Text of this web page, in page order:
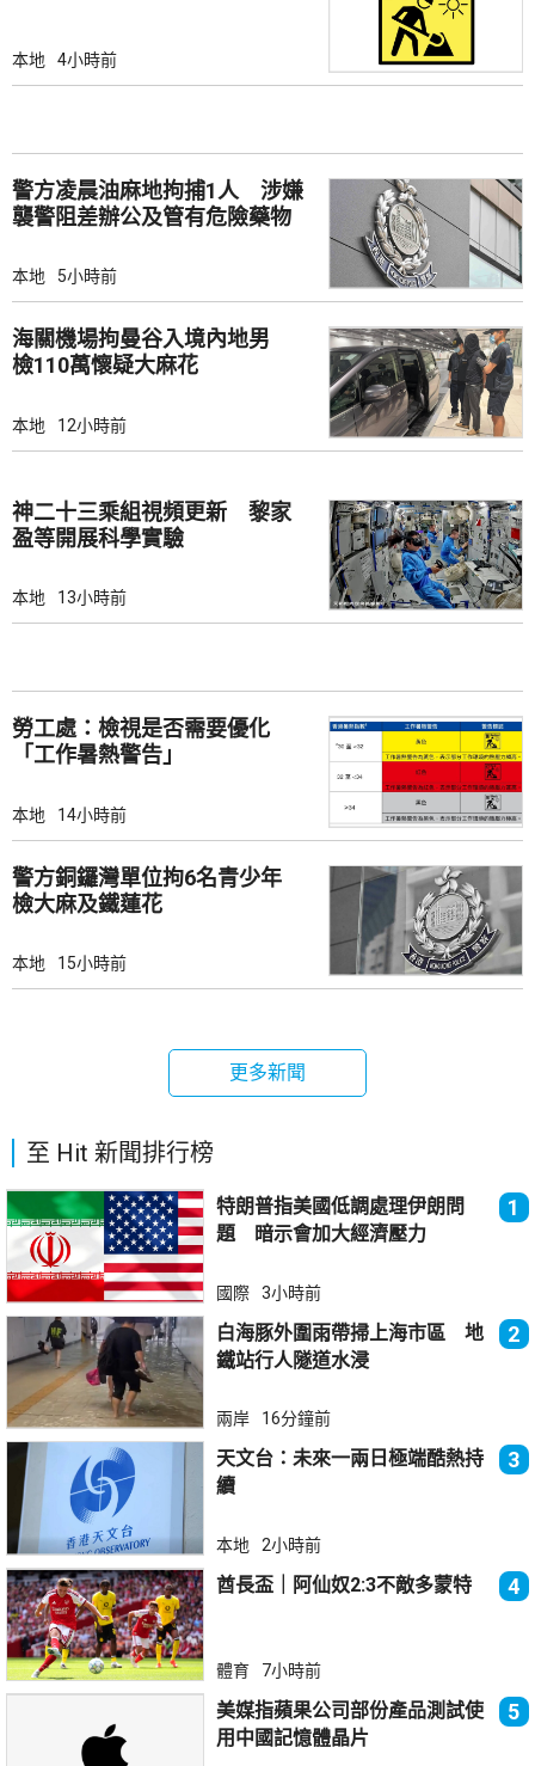
本地 4小時前
警方凌晨油麻地拘捕1人 涉嫌
襲警阻差辦公及管有危險藥物
本地 5小時前
海關機場拘曼谷入境內地男
檢110萬懷疑大麻花
本地 12小時前
神二十三乘組視頻更新 黎家
盈等開展科學實驗
本地 13小時前
勞工處：檢視是否需要優化
「工作暑熱警告」
本地 14小時前
警方銅鑼灣單位拘6名青少年
檢大麻及鐵蓮花
本地 15小時前
更多新聞
至 Hit 新聞排行榜
特朗普指美國低調處理伊朗問
題 暗示會加大經濟壓力
1
國際 3小時前
白海豚外圍雨帶掃上海市區 地
鐵站行人隧道水浸
2
兩岸 16分鐘前
天文台：未來一兩日極端酷熱持
續
3
本地 2小時前
酋長盃｜阿仙奴2:3不敵多蒙特 4
體育 7小時前
美媒指蘋果公司部份產品測試使
用中國記憶體晶片
5